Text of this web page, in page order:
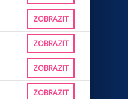
ZOBRAZIT
ZOBRAZIT
ZOBRAZIT
ZOBRAZIT